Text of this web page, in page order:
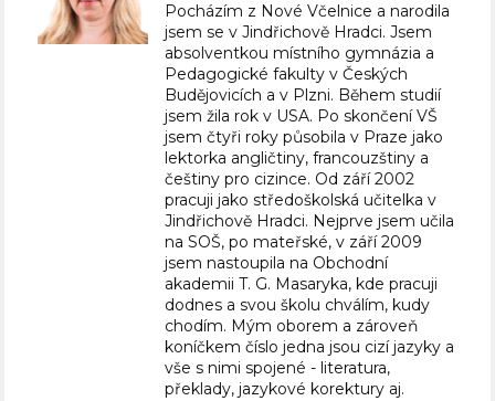
Pocházím z Nové Včelnice a narodila
jsem se v Jindřichově Hradci. Jsem
absolventkou místního gymnázia a
Pedagogické fakulty v Českých
Budějovicích a v Plzni. Během studií
jsem žila rok v USA. Po skončení VŠ
jsem čtyři roky působila v Praze jako
lektorka angličtiny, francouzštiny a
češtiny pro cizince. Od září 2002
pracuji jako středoškolská učitelka v
Jindřichově Hradci. Nejprve jsem učila
na SOŠ, po mateřské, v září 2009
jsem nastoupila na Obchodní
akademii T. G. Masaryka, kde pracuji
dodnes a svou školu chválím, kudy
chodím. Mým oborem a zároveň
koníčkem číslo jedna jsou cizí jazyky a
vše s nimi spojené - literatura,
překlady, jazykové korektury aj.